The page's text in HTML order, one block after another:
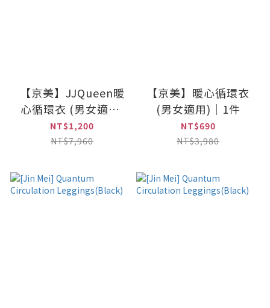
【京美】JJQueen暖
心循環衣 (男女適用)
｜2件
NT$1,200
NT$7,960
【京美】暖心循環衣
(男女適用)｜1件
NT$690
NT$3,980